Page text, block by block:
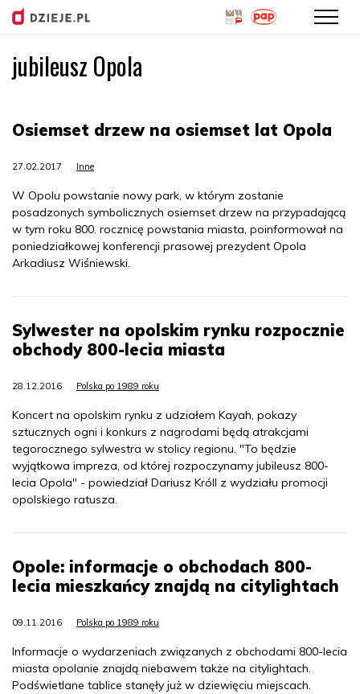
jubileusz Opola
Osiemset drzew na osiemset lat Opola
27.02.2017 Inne
W Opolu powstanie nowy park, w którym zostanie
posadzonych symbolicznych osiemset drzew na przypadającą
w tym roku 800. rocznicę powstania miasta, poinformował na
poniedziałkowej konferencji prasowej prezydent Opola
Arkadiusz Wiśniewski.
Sylwester na opolskim rynku rozpocznie
obchody 800-lecia miasta
28.12.2016 Polska po 1989 roku
Koncert na opolskim rynku z udziałem Kayah, pokazy
sztucznych ogni i konkurs z nagrodami będą atrakcjami
tegorocznego sylwestra w stolicy regionu. "To będzie
wyjątkowa impreza, od której rozpoczynamy jubileusz 800-
lecia Opola" - powiedział Dariusz Króll z wydziału promocji
opolskiego ratusza.
Opole: informacje o obchodach 800-
lecia mieszkańcy znajdą na citylightach
09.11.2016 Polska po 1989 roku
Informacje o wydarzeniach związanych z obchodami 800-lecia
miasta opolanie znajdą niebawem także na citylightach.
Podświetlane tablice stanęły już w dziewięciu miejscach.